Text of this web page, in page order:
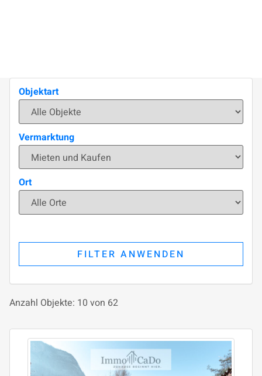
Objektart
Vermarktung
Ort
FILTER ANWENDEN
Anzahl Objekte: 10 von 62